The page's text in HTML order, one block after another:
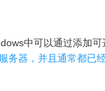
中可以通过添加
务器，并且通常都已